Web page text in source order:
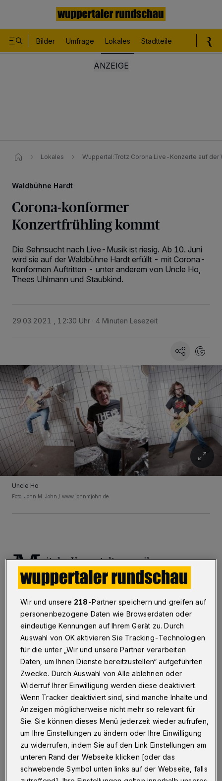
Bilder Umfrage Lokales Stadtteile
Lokales Wuppertal:Trotz Corona Live-Konzerte auf der
Waldbühne Hardt
Corona-konformer
Konzertfrühling kommt
Die Sehnsucht nach Live-Musik ist riesig. Ab 10. Juni
wird sie auf der Waldbühne Hardt erfüllt - mit Corona-
konformen Auftritten - unter anderem von Uncle Ho,
Thees Uhlmann und Staubkind.
29.03.2021 , 12:30 Uhr 4 Minuten Lesezeit
Uncle Ho
Foto: John M. John / www.johnmjohn.de
M it der Veranstaltungsreihe
„Konzertfrühling“ soll vom 10. Juni
bis 11. September in vier Blöcken ein Schritt
zurück in die Live-Normalität gemacht
werden. „Wir freuen uns, wenn es weitergehen
darf“, so Veranstalter Marcus Grebe vom Live
Club Barmen und der Konzertagentur Grebe.
„Wir blicken inzwischen auf eine sehr lange
Zeit ohne Veranstaltungen zurück und wir alle
wünschen uns das Gefühl zurück, das man
nun mal nur inmitten eines stimmungsvollen
Konzertes hat.“ Die Eventreihe wird von der
Förderung Neustart Kultur unterstützt und
bietet, mit gültigem Hygienekonzept, bestuhlt
Platz für 300 Besucher pro Show.
Wir und unsere 218-Partner speichern und greifen auf
personenbezogene Daten wie Browserdaten oder
eindeutige Kennungen auf Ihrem Gerät zu. Durch
Auswahl von OK aktivieren Sie Tracking-Technologien
für die unter „Wir und unsere Partner verarbeiten
Daten, um Ihnen Dienste bereitzustellen“ aufgeführten
Zwecke. Durch Auswahl von Alle ablehnen oder
Widerruf Ihrer Einwilligung werden diese deaktiviert.
Wenn Tracker deaktiviert sind, sind manche Inhalte und
Anzeigen möglicherweise nicht mehr so relevant für
Sie. Sie können dieses Menü jederzeit wieder aufrufen,
um Ihre Einstellungen zu ändern oder Ihre Einwilligung
zu widerrufen, indem Sie auf den Link Einstellungen am
unteren Rand der Webseite klicken [oder das
schwebende Symbol unten links auf der Webseite, falls